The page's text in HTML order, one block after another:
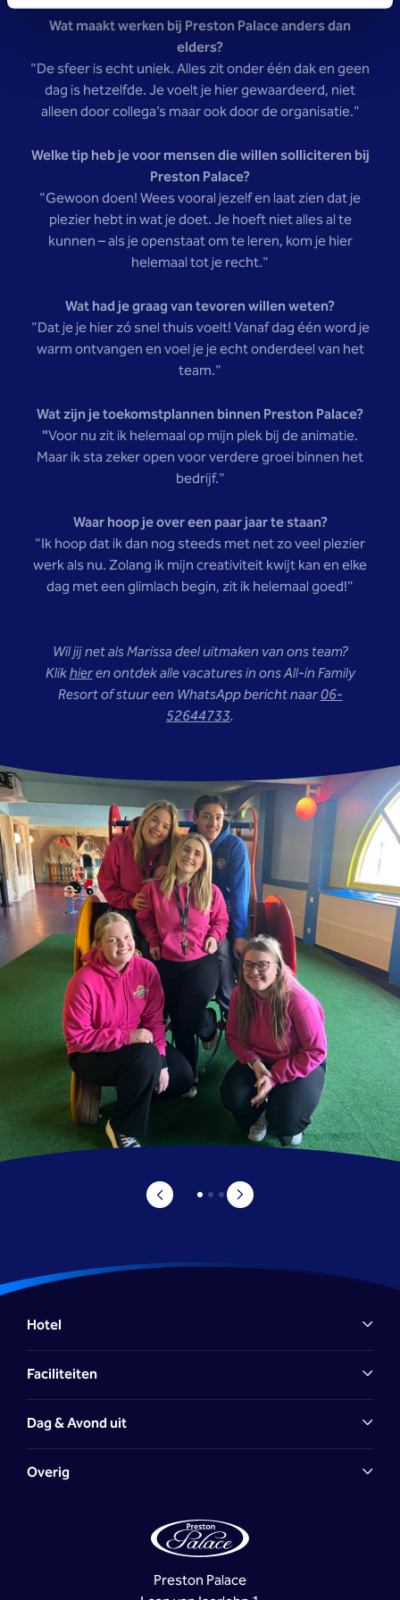
Wat maakt werken bij Preston Palace anders dan
elders?
"De sfeer is echt uniek. Alles zit onder één dak en geen
dag is hetzelfde. Je voelt je hier gewaardeerd, niet
alleen door collega’s maar ook door de organisatie."
Welke tip heb je voor mensen die willen solliciteren bij
Preston Palace?
"Gewoon doen! Wees vooral jezelf en laat zien dat je
plezier hebt in wat je doet. Je hoeft niet alles al te
kunnen – als je openstaat om te leren, kom je hier
helemaal tot je recht."
Wat had je graag van tevoren willen weten?
"Dat je je hier zó snel thuis voelt! Vanaf dag één word je
warm ontvangen en voel je je echt onderdeel van het
team."
Wat zijn je toekomstplannen binnen Preston Palace?
"Voor nu zit ik helemaal op mijn plek bij de animatie.
Maar ik sta zeker open voor verdere groei binnen het
bedrijf."
Waar hoop je over een paar jaar te staan?
"Ik hoop dat ik dan nog steeds met net zo veel plezier
werk als nu. Zolang ik mijn creativiteit kwijt kan en elke
dag met een glimlach begin, zit ik helemaal goed!"
Wil jij net als Marissa deel uitmaken van ons team?
Klikhieren ontdek alle vacatures in ons All-in Family
Resort of stuur een WhatsApp bericht naar06-
52644733.
Hotel
Faciliteiten
Dag & Avond uit
Overig
Preston Palace